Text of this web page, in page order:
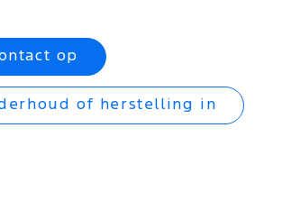
op
of herstelling in